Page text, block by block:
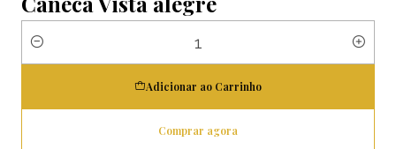
Quantidade
Adicionar ao Carrinho
Comprar agora